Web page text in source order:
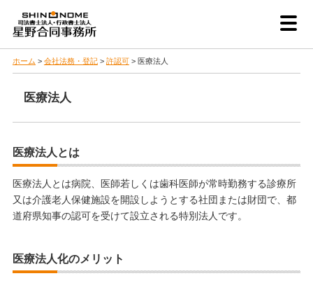
ホーム > 会社法務・登記> 許認可> 医療法人
医療法人
医療法人とは
医療法人とは病院、医師若しくは歯科医師が常時勤務する診療所
又は介護老人保健施設を開設しようとする社団または財団で、都
道府県知事の認可を受けて設立される特別法人です。
医療法人化のメリット